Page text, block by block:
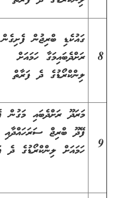
8
ގައުކެޑި ބްރިޖުން
ރަށްދެބައިމަގާ ހަމައަށް
ލިންކްރޯޑުގެ ދެ ފަރާތް
9
މަރަދޫ ރަށްދެބައި މަގުން
ފޭދޫ ބްރިޖް ސަރަހައްދާއި
ހަމައަށް ލިންކްރޯޑުގެ ދެ